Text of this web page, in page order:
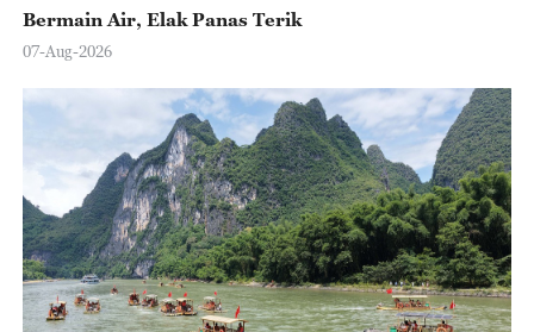
Bermain Air, Elak Panas Terik
07-Aug-2026